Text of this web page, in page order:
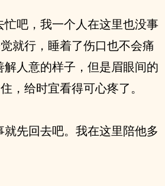
忙吧，我一个人在这里也没事
就行，睡着了伤口也不会痛
解人意的样子，但是眉眼间的
，给时宜看得可心疼了。
就先回去吧。我在这里陪他多